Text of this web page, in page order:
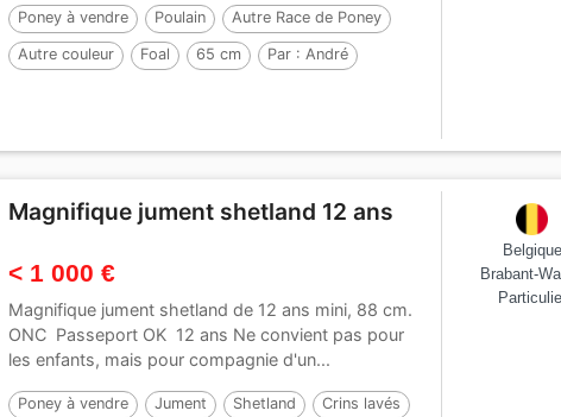
Poney à vendre Poulain Autre Race de Poney
Autre couleur Foal 65 cm Par : André
Magnifique jument shetland 12 ans
< 1 000 €
Magnifique jument shetland de 12 ans mini, 88 cm.
ONC Passeport OK 12 ans Ne convient pas pour
les enfants, mais pour compagnie d'un...
Poney à vendre Jument Shetland Crins lavés
Belgique
Brabant-